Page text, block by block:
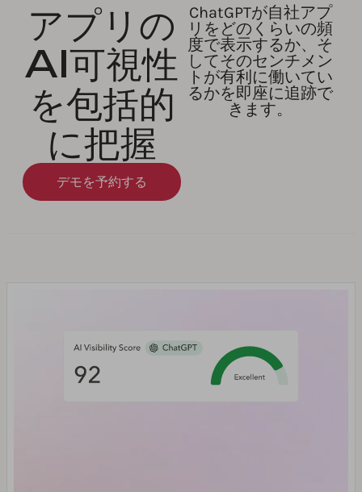
アプリの
AI可視性
を包括的
に把握
デモを予約する
ChatGPTが自社アプ
リをどのくらいの頻
度で表示するか、そ
してそのセンチメン
トが有利に働いてい
るかを即座に追跡で
きます。